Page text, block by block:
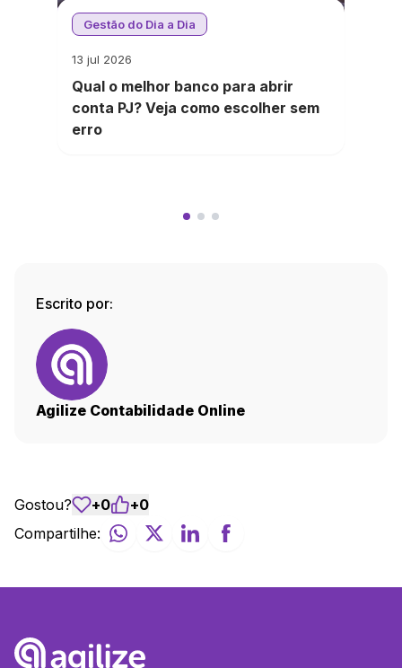
Gestão do Dia a Dia
13 jul 2026
Qual o melhor banco para abrir
conta PJ? Veja como escolher sem
erro
Escrito por:
Agilize Contabilidade Online
Gostou? +0 +0
Compartilhe: